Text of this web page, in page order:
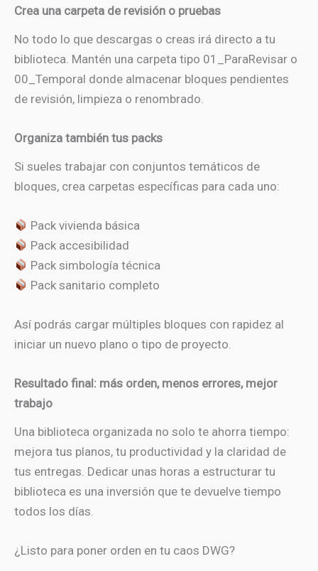
Crea una carpeta de revisión o pruebas
No todo lo que descargas o creas irá directo a tu
biblioteca. Mantén una carpeta tipo 01_ParaRevisar o
00_Temporal donde almacenar bloques pendientes
de revisión, limpieza o renombrado.
Organiza también tus packs
Si sueles trabajar con conjuntos temáticos de
bloques, crea carpetas específicas para cada uno:
Pack vivienda básica
Pack accesibilidad
Pack simbología técnica
Pack sanitario completo
Así podrás cargar múltiples bloques con rapidez al
iniciar un nuevo plano o tipo de proyecto.
Resultado final: más orden, menos errores, mejor
trabajo
Una biblioteca organizada no solo te ahorra tiempo:
mejora tus planos, tu productividad y la claridad de
tus entregas. Dedicar unas horas a estructurar tu
biblioteca es una inversión que te devuelve tiempo
todos los días.
¿Listo para poner orden en tu caos DWG?